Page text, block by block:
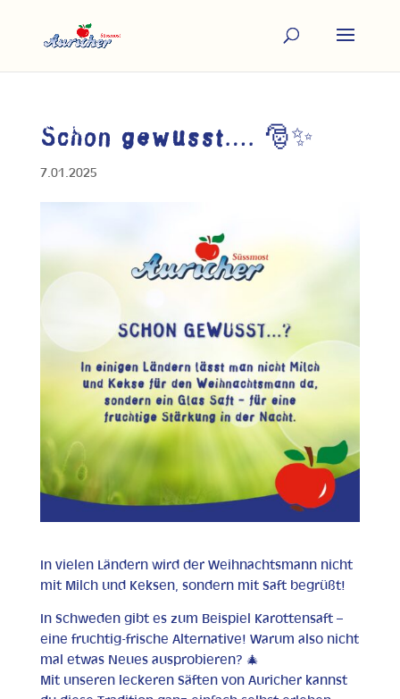
Schon gewusst…. 🎅✨
7.01.2025
In vielen Ländern wird der Weihnachtsmann nicht
mit Milch und Keksen, sondern mit Saft begrüßt!
In Schweden gibt es zum Beispiel Karottensaft –
eine fruchtig-frische Alternative! Warum also nicht
mal etwas Neues ausprobieren? 🎄
Mit unseren leckeren Säften von Auricher kannst